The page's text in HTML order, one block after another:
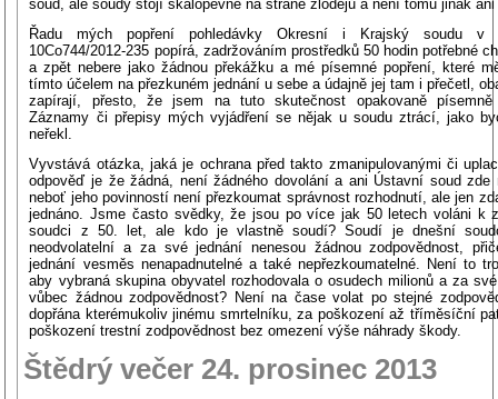
soud, ale soudy stojí skálopevně na straně zlodějů a není tomu jinak
Řadu mých popření pohledávky Okresní i Krajský soudu v
10Co744/2012-235 popírá, zadržováním prostředků 50 hodin potřebné
a zpět nebere jako žádnou překážku a mé písemné popření, které
tímto účelem na přezkuném jednání u sebe a údajně jej tam i přečetl,
zapírají, přesto, že jsem na tuto skutečnost opakovaně písemně
Záznamy či přepisy mých vyjádření se nějak u soudu ztrácí, jako
neřekl.
Vyvstává otázka, jaká je ochrana před takto zmanipulovanými či
odpověď je že žádná, není žádného dovolání a ani Ústavní soud zde
neboť jeho povinností není přezkoumat správnost rozhodnutí, ale jen
jednáno. Jsme často svědky, že jsou po více jak 50 letech voláni k
soudci z 50. let, ale kdo je vlastně soudí? Soudí je dnešní
neodvolatelní a za své jednání nenesou žádnou zodpovědnost,
jednání vesměs nenapadnutelné a také nepřezkoumatelné. Není to
aby vybraná skupina obyvatel rozhodovala o osudech milionů a za
vůbec žádnou zodpovědnost? Není na čase volat po stejné
dopřána kterémukoliv jinému smrtelníku, za poškození až tříměsíční
poškození trestní zodpovědnost bez omezení výše náhrady škody.
Štědrý večer 24. prosinec 2013